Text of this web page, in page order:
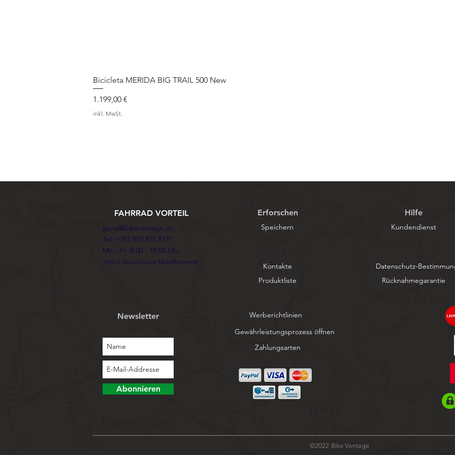
Bicicleta MERIDA BIG TRAIL 500 New
Preis
1.199,00 €
inkl. MwSt.
FAHRRAD VORTEIL
geral@bikevantage.pt
Tel: +351 910 851 877*
Mo - Fr: 8:00 - 19:00 Uhr
*Anruf ins nationale Mobilfunknetz
Erforschen
Speichern
Kontakte
Produktliste
Newsletter
Abonnieren
Werberichtlinien
Gewährleistungsprozess öffnen
Zahlungsarten
Hilfe
Kundendienst
Datenschutz-
Rücknahmegarantie
©2022 Bike Vantage